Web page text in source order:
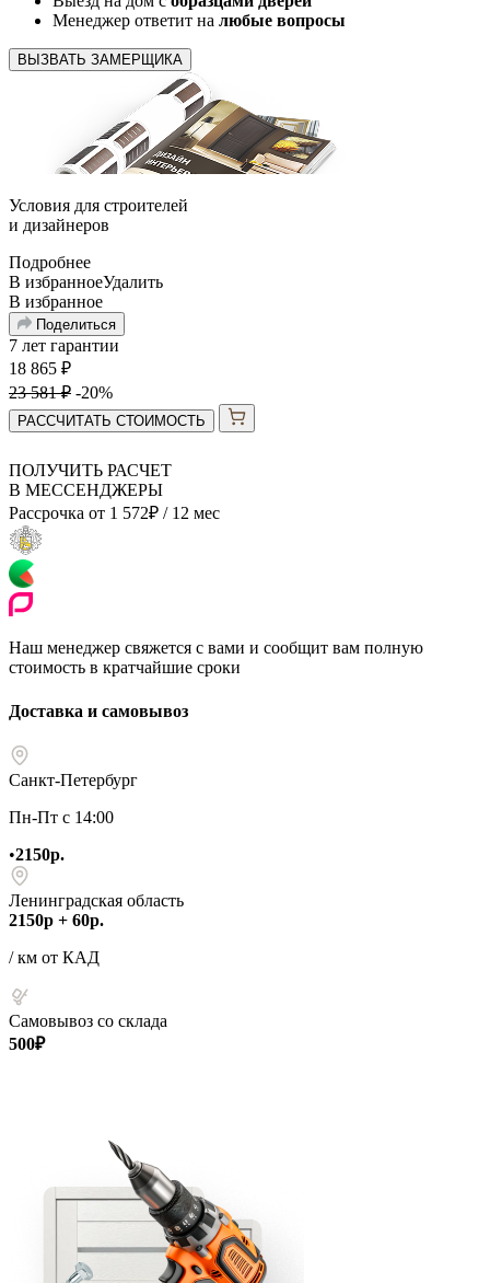
Менеджер ответит на любые вопросы
ВЫЗВАТЬ ЗАМЕРЩИКА
Условия для строителей
и дизайнеров
Подробнее
В избранноеУдалить
В избранное
Поделиться
7 лет гарантии
18 865 ₽
23 581₽ -20%
РАССЧИТАТЬ СТОИМОСТЬ
ПОЛУЧИТЬ РАСЧЕТ
В МЕССЕНДЖЕРЫ
Рассрочка от 1 572₽ / 12 мес
Наш менеджер свяжется с вами и сообщит вам полную
стоимость в кратчайшие сроки
Доставка и самовывоз
Санкт-Петербург
Пн-Пт с 14:00
•2150р.
Ленинградская область
2150р + 60р.
/ км от КАД
Самовывоз со склада
500₽